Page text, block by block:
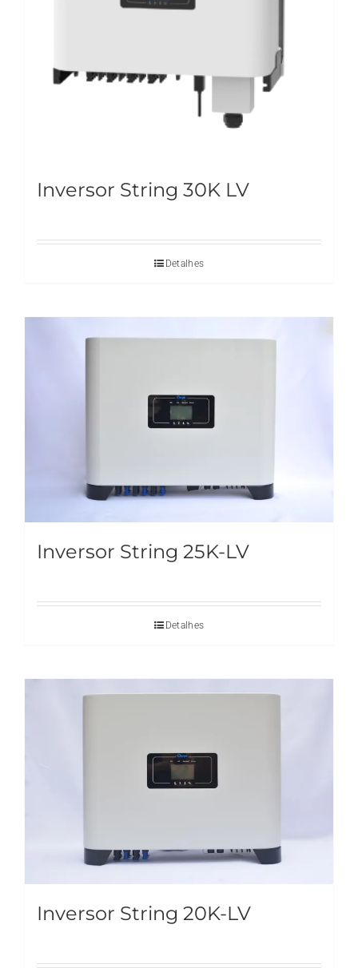
Inversor String 30K LV
Detalhes
Inversor String 25K-LV
Detalhes
Inversor String 20K-LV